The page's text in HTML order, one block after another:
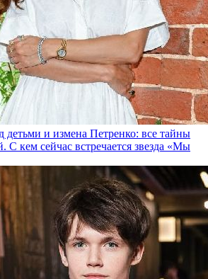
детьми и измена Петренко: все тайны
кем сейчас встречается звезда «Мы